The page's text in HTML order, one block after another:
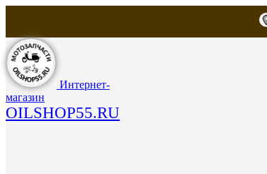
Интернет-
магазин
OILSHOP55.RU